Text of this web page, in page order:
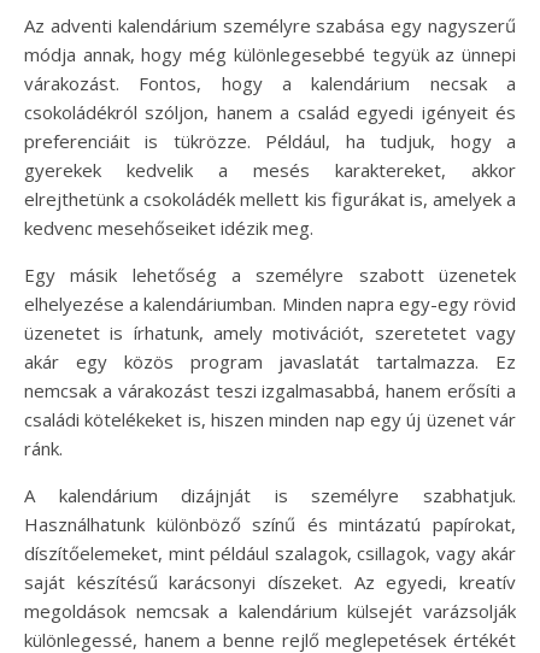
Az adventi kalendárium személyre szabása egy nagyszerű
módja annak, hogy még különlegesebbé tegyük az ünnepi
várakozást. Fontos, hogy a kalendárium necsak a
csokoládékról szóljon, hanem a család egyedi igényeit és
preferenciáit is tükrözze. Például, ha tudjuk, hogy a
gyerekek kedvelik a mesés karaktereket, akkor
elrejthetünk a csokoládék mellett kis figurákat is, amelyek a
kedvenc mesehőseiket idézik meg.
Egy másik lehetőség a személyre szabott üzenetek
elhelyezése a kalendáriumban. Minden napra egy-egy rövid
üzenetet is írhatunk, amely motivációt, szeretetet vagy
akár egy közös program javaslatát tartalmazza. Ez
nemcsak a várakozást teszi izgalmasabbá, hanem erősíti a
családi kötelékeket is, hiszen minden nap egy új üzenet vár
ránk.
A kalendárium dizájnját is személyre szabhatjuk.
Használhatunk különböző színű és mintázatú papírokat,
díszítőelemeket, mint például szalagok, csillagok, vagy akár
saját készítésű karácsonyi díszeket. Az egyedi, kreatív
megoldások nemcsak a kalendárium külsejét varázsolják
különlegessé, hanem a benne rejlő meglepetések értékét